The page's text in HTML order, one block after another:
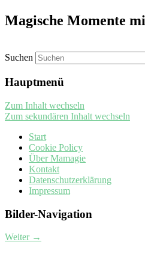
Magische Momente
Suchen
Hauptmenü
Zum Inhalt wechseln
Zum sekundären Inhalt wechseln
Start
Cookie Policy
Über Mamagie
Kontakt
Datenschutzerklärung
Impressum
Bilder-Navigation
Weiter →